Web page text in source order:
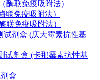
酶联免疫吸附法）
联免疫吸附法）
联免疫吸附法）
试剂盒 (庆大霉素抗性基
试剂盒 (卡那霉素抗性基
盒